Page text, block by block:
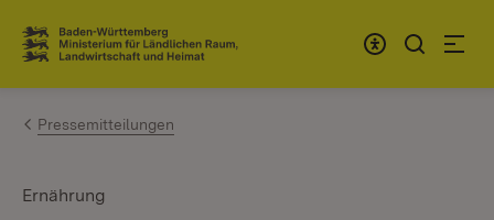
Zum Inhalt springen
Link zur Startseite
Pressemitteilungen
Ernährung